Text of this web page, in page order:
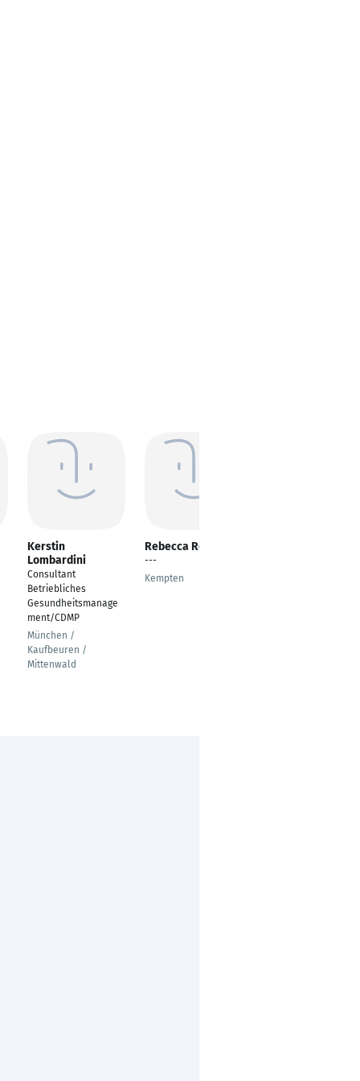
Kerstin
Lombardini
Consultant
Betriebliches
Gesundheitsmanage
ment/CDMP
München /
Kaufbeuren /
Mittenwald
Rebecca Rottach
---
Kempten